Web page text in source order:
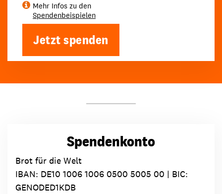
Mehr Infos zu den
Spendenbeispielen
Jetzt spenden
Spendenkonto
Brot für die Welt
IBAN: DE10 1006 1006 0500 5005 00 | BIC:
GENODED1KDB